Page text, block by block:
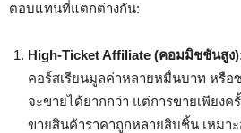
ตอบแทนที่แตกต่างกัน:
High-Ticket Affiliate (คอมมิชชันสูง
คอร์สเรียนมูลค่าหลายหมื่นบาท หรือ
จะขายได้ยากกว่า แต่การขายเพียงค
ขายสินค้าราคาถูกหลายสิบชิ้น เหมา